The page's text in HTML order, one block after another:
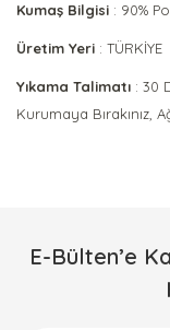
Kumaş Bilgisi : 90%
Üretim Yeri : TÜRKİYE
Yıkama Talimatı : 30
Kurumaya Bırakınız,
Ürün resmi
E-Bülten’e